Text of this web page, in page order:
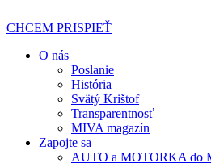
na
CHCEM PRISPIEŤ
O nás
Poslanie
História
Svätý Krištof
Transparentnosť
MIVA magazín
Zapojte sa
AUTO a MOTORKA do